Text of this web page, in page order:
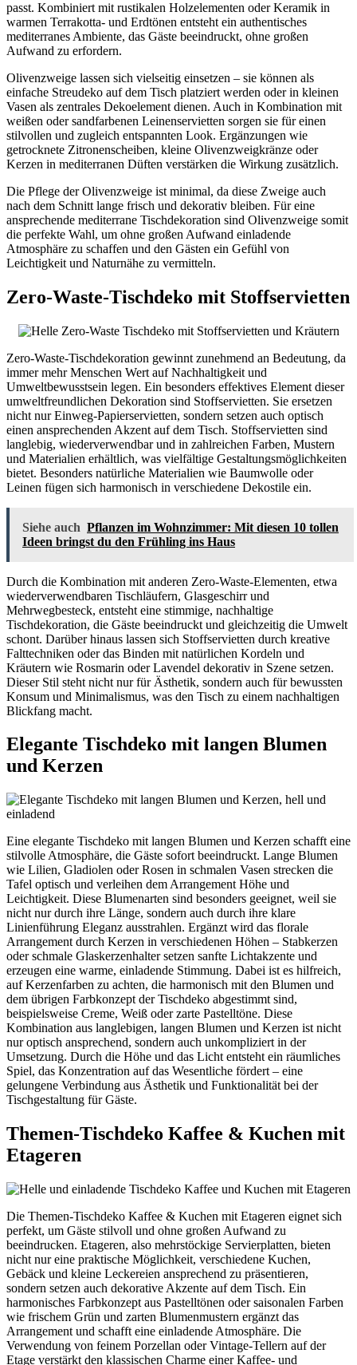
passt. Kombiniert mit rustikalen Holzelementen oder Keramik in
warmen Terrakotta- und Erdtönen entsteht ein authentisches
mediterranes Ambiente, das Gäste beeindruckt, ohne großen
Aufwand zu erfordern.
Olivenzweige lassen sich vielseitig einsetzen – sie können als
einfache Streudeko auf dem Tisch platziert werden oder in kleinen
Vasen als zentrales Dekoelement dienen. Auch in Kombination mit
weißen oder sandfarbenen Leinenservietten sorgen sie für einen
stilvollen und zugleich entspannten Look. Ergänzungen wie
getrocknete Zitronenscheiben, kleine Olivenzweigkränze oder
Kerzen in mediterranen Düften verstärken die Wirkung zusätzlich.
Die Pflege der Olivenzweige ist minimal, da diese Zweige auch
nach dem Schnitt lange frisch und dekorativ bleiben. Für eine
ansprechende mediterrane Tischdekoration sind Olivenzweige somit
die perfekte Wahl, um ohne großen Aufwand einladende
Atmosphäre zu schaffen und den Gästen ein Gefühl von
Leichtigkeit und Naturnähe zu vermitteln.
Zero-Waste-Tischdeko mit Stoffservietten
Zero-Waste-Tischdekoration gewinnt zunehmend an Bedeutung, da
immer mehr Menschen Wert auf Nachhaltigkeit und
Umweltbewusstsein legen. Ein besonders effektives Element dieser
umweltfreundlichen Dekoration sind Stoffservietten. Sie ersetzen
nicht nur Einweg-Papierservietten, sondern setzen auch optisch
einen ansprechenden Akzent auf dem Tisch. Stoffservietten sind
langlebig, wiederverwendbar und in zahlreichen Farben, Mustern
und Materialien erhältlich, was vielfältige Gestaltungsmöglichkeiten
bietet. Besonders natürliche Materialien wie Baumwolle oder
Leinen fügen sich harmonisch in verschiedene Dekostile ein.
Siehe auch Pflanzen im Wohnzimmer: Mit diesen 10 tollen
Ideen bringst du den Frühling ins Haus
Durch die Kombination mit anderen Zero-Waste-Elementen, etwa
wiederverwendbaren Tischläufern, Glasgeschirr und
Mehrwegbesteck, entsteht eine stimmige, nachhaltige
Tischdekoration, die Gäste beeindruckt und gleichzeitig die Umwelt
schont. Darüber hinaus lassen sich Stoffservietten durch kreative
Falttechniken oder das Binden mit natürlichen Kordeln und
Kräutern wie Rosmarin oder Lavendel dekorativ in Szene setzen.
Dieser Stil steht nicht nur für Ästhetik, sondern auch für bewussten
Konsum und Minimalismus, was den Tisch zu einem nachhaltigen
Blickfang macht.
Elegante Tischdeko mit langen Blumen
und Kerzen
Eine elegante Tischdeko mit langen Blumen und Kerzen schafft eine
stilvolle Atmosphäre, die Gäste sofort beeindruckt. Lange Blumen
wie Lilien, Gladiolen oder Rosen in schmalen Vasen strecken die
Tafel optisch und verleihen dem Arrangement Höhe und
Leichtigkeit. Diese Blumenarten sind besonders geeignet, weil sie
nicht nur durch ihre Länge, sondern auch durch ihre klare
Linienführung Eleganz ausstrahlen. Ergänzt wird das florale
Arrangement durch Kerzen in verschiedenen Höhen – Stabkerzen
oder schmale Glaskerzenhalter setzen sanfte Lichtakzente und
erzeugen eine warme, einladende Stimmung. Dabei ist es hilfreich,
auf Kerzenfarben zu achten, die harmonisch mit den Blumen und
dem übrigen Farbkonzept der Tischdeko abgestimmt sind,
beispielsweise Creme, Weiß oder zarte Pastelltöne. Diese
Kombination aus langlebigen, langen Blumen und Kerzen ist nicht
nur optisch ansprechend, sondern auch unkompliziert in der
Umsetzung. Durch die Höhe und das Licht entsteht ein räumliches
Spiel, das Konzentration auf das Wesentliche fördert – eine
gelungene Verbindung aus Ästhetik und Funktionalität bei der
Tischgestaltung für Gäste.
Themen-Tischdeko Kaffee & Kuchen mit
Etageren
Die Themen-Tischdeko Kaffee & Kuchen mit Etageren eignet sich
perfekt, um Gäste stilvoll und ohne großen Aufwand zu
beeindrucken. Etageren, also mehrstöckige Servierplatten, bieten
nicht nur eine praktische Möglichkeit, verschiedene Kuchen,
Gebäck und kleine Leckereien ansprechend zu präsentieren,
sondern setzen auch dekorative Akzente auf dem Tisch. Ein
harmonisches Farbkonzept aus Pastelltönen oder saisonalen Farben
wie frischem Grün und zarten Blumenmustern ergänzt das
Arrangement und schafft eine einladende Atmosphäre. Die
Verwendung von feinem Porzellan oder Vintage-Tellern auf der
Etage verstärkt den klassischen Charme einer Kaffee- und